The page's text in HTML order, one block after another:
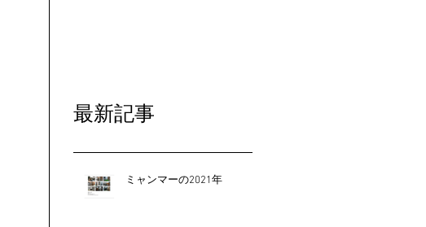
最新記事
ミャンマーの2021年